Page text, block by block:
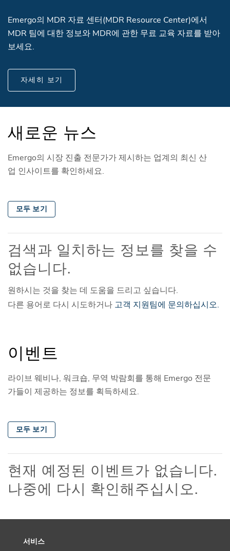
Emergo의 MDR 자료 센터(MDR Resource Center)에서
MDR 팀에 대한 정보와 MDR에 관한 무료 교육 자료를 받아
보세요.
자세히 보기
새로운 뉴스
Emergo의 시장 진출 전문가가 제시하는 업계의 최신 산
업 인사이트를 확인하세요.
모두 보기
검색과 일치하는 정보를 찾을 수
없습니다.
원하시는 것을 찾는 데 도움을 드리고 싶습니다.
다른 용어로 다시 시도하거나 고객 지원팀에 문의하십시오.
이벤트
라이브 웨비나, 워크숍, 무역 박람회를 통해 Emergo 전문
가들이 제공하는 정보를 획득하세요.
모두 보기
현재 예정된 이벤트가 없습니다.
나중에 다시 확인해주십시오.
서비스